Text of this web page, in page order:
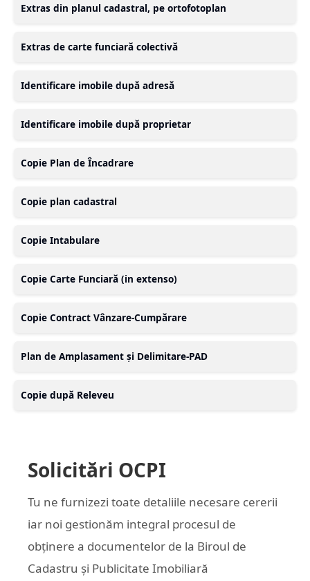
Extras din planul cadastral, pe ortofotoplan
Extras de carte funciară colectivă
Identificare imobile după adresă
Identificare imobile după proprietar
Copie Plan de Încadrare
Copie plan cadastral
Copie Intabulare
Copie Carte Funciară (in extenso)
Copie Contract Vânzare-Cumpărare
Plan de Amplasament și Delimitare-PAD
Copie după Releveu
Solicitări OCPI
Tu ne furnizezi toate detaliile necesare cererii
iar noi gestionăm integral procesul de
obținere a documentelor de la Biroul de
Cadastru și Publicitate Imobiliară